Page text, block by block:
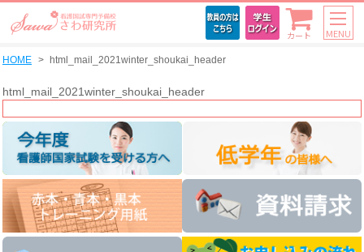
カート MENU
HOME html_mail_2021winter_shoukai_header
html_mail_2021winter_shoukai_header